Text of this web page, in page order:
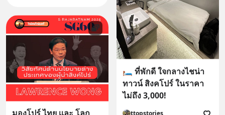
🛏 ที่พักดี ใจกลางไชน่า
ทาวน์ สิงคโปร์ ในราคา
ไม่ถึง 3,000!
ttopstories